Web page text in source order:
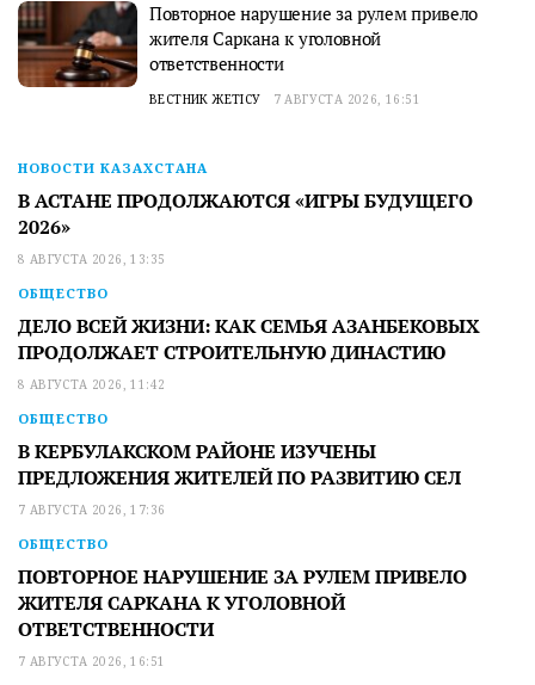
Повторное нарушение за рулем привело
жителя Саркана к уголовной
ответственности
ВЕСТНИК ЖЕТІСУ 7 АВГУСТА 2026, 16:51
НОВОСТИ КАЗАХСТАНА
В АСТАНЕ ПРОДОЛЖАЮТСЯ «ИГРЫ БУДУЩЕГО
2026»
8 АВГУСТА 2026, 13:35
ОБЩЕСТВО
ДЕЛО ВСЕЙ ЖИЗНИ: КАК СЕМЬЯ АЗАНБЕКОВЫХ
ПРОДОЛЖАЕТ СТРОИТЕЛЬНУЮ ДИНАСТИЮ
8 АВГУСТА 2026, 11:42
ОБЩЕСТВО
В КЕРБУЛАКСКОМ РАЙОНЕ ИЗУЧЕНЫ
ПРЕДЛОЖЕНИЯ ЖИТЕЛЕЙ ПО РАЗВИТИЮ СЕЛ
7 АВГУСТА 2026, 17:36
ОБЩЕСТВО
ПОВТОРНОЕ НАРУШЕНИЕ ЗА РУЛЕМ ПРИВЕЛО
ЖИТЕЛЯ САРКАНА К УГОЛОВНОЙ
ОТВЕТСТВЕННОСТИ
7 АВГУСТА 2026, 16:51